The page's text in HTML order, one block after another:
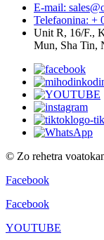
E-mail:
Telefaonina: +
Unit R, 16/F.,
Mun, Sha Tin,
© Zo rehetra
Facebook
Facebook
YOUTUBE